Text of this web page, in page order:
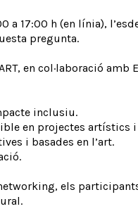
a 17:00 h (en línia),
pregunta.
en col·laboració
inclusiu.
en projectes artístics
i basades en l’art.
els